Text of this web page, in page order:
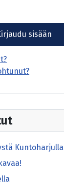
Kuntoharjulla
sisään